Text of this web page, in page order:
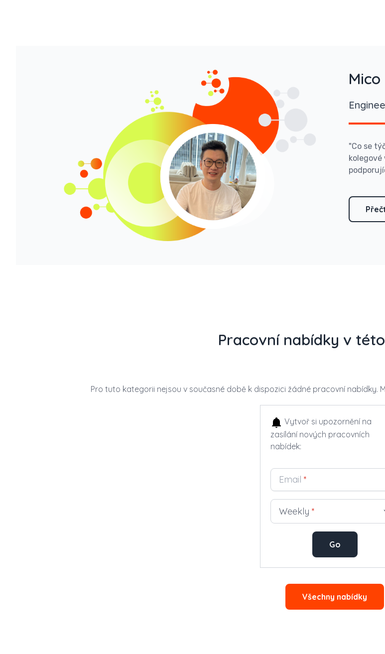
Mico
"Co se
Pracovní nabídky v
Pro tuto kategorii nejsou v současné době k dispozici žádné pracovní nabídky.
Vytvoř si upozornění na
zasílání nových pracovních
nabídek:
Email *
Weekly *
Go
Všechny nabídky